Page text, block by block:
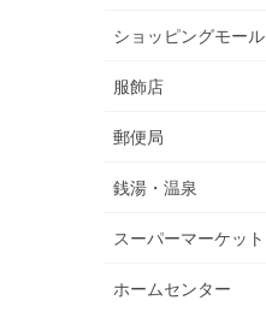
ショッピングモール
服飾店
郵便局
銭湯・温泉
スーパーマーケット
ホームセンター